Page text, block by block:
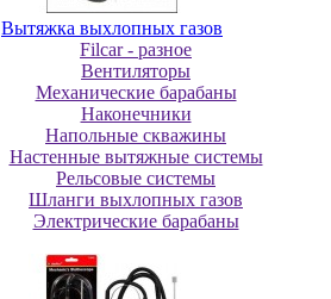
Вытяжка выхлопных газов
Filcar - разное
Вентиляторы
Механические барабаны
Наконечники
Напольные скважины
Настенные вытяжные системы
Рельсовые системы
Шланги выхлопных газов
Электрические барабаны